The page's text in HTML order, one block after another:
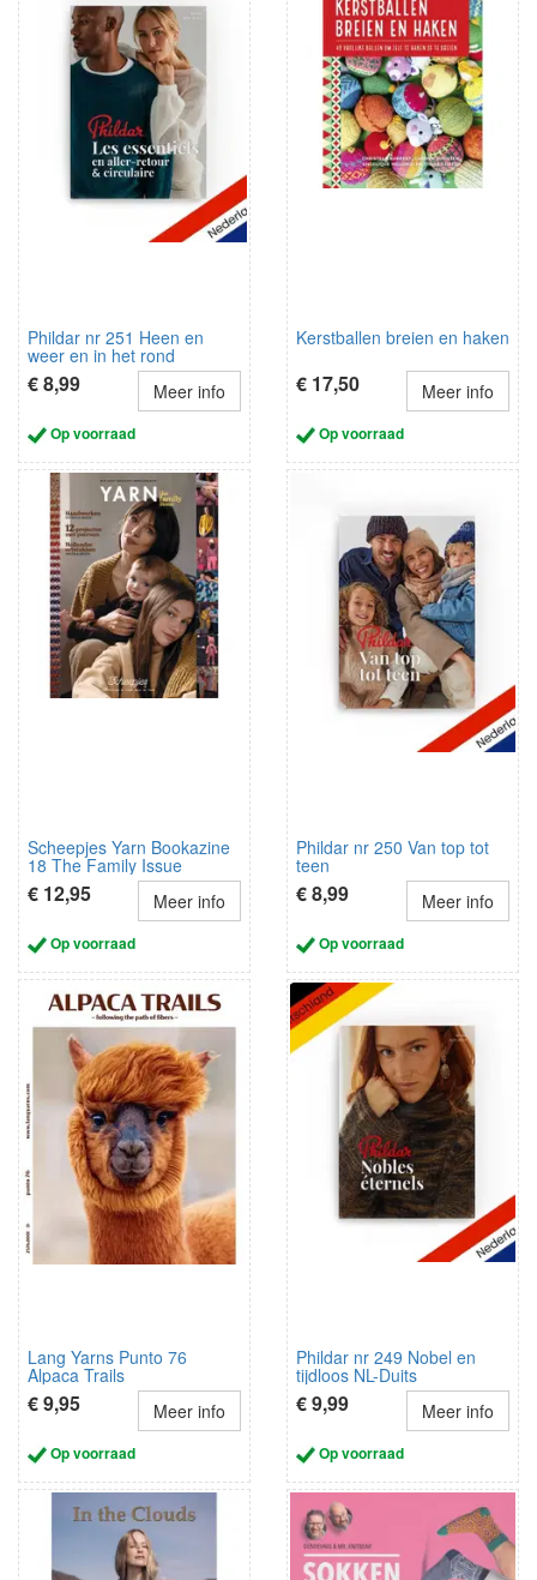
Phildar nr 251 Heen en
weer en in het rond
€ 8,99 Meer info
Op voorraad
Kerstballen breien en haken
€ 17,50 Meer info
Op voorraad
Scheepjes Yarn Bookazine
18 The Family Issue
Nederlands
€ 12,95 Meer info
Op voorraad
Phildar nr 250 Van top tot
teen
€ 8,99 Meer info
Op voorraad
Lang Yarns Punto 76
Alpaca Trails
€ 9,95 Meer info
Op voorraad
Phildar nr 249 Nobel en
tijdloos NL-Duits
€ 9,99 Meer info
Op voorraad